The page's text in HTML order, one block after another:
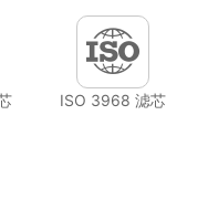
ISO 3968 滤芯